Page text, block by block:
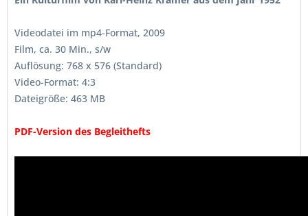
Videodatei im mp4-Format, 2009
Film, ca. 30 Min., s/w
Auflösung: 768 x 576 (Standard)
Video-Format: 4:3
Dateigröße: 463 MB
PDF-Version des Begleithefts